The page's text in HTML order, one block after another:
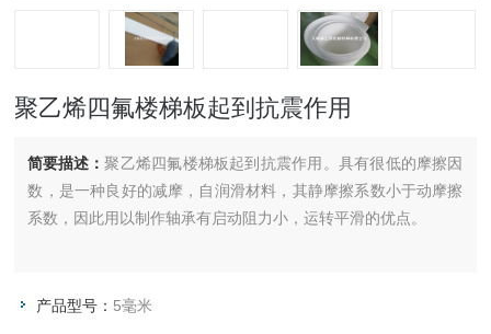
聚乙烯四氟楼梯板起到抗震作用
简要描述：聚乙烯四氟楼梯板起到抗震作用。具有很低的摩擦因
数，是一种良好的减摩，自润滑材料，其静摩擦系数小于动摩擦
系数，因此用以制作轴承有启动阻力小，运转平滑的优点。
产品型号： 5毫米